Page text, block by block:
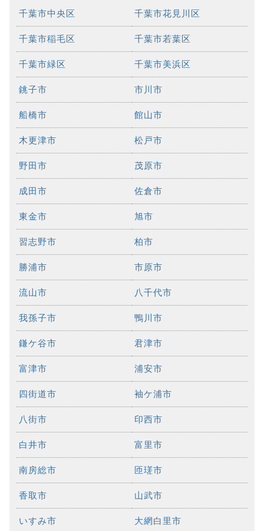
千葉市中央区 千葉市花見川区
千葉市稲毛区 千葉市若葉区
千葉市緑区 千葉市美浜区
銚子市 市川市
船橋市 館山市
木更津市 松戸市
野田市 茂原市
成田市 佐倉市
東金市 旭市
習志野市 柏市
勝浦市 市原市
流山市 八千代市
我孫子市 鴨川市
鎌ケ谷市 君津市
富津市 浦安市
四街道市 袖ケ浦市
八街市 印西市
白井市 富里市
南房総市 匝瑳市
香取市 山武市
いすみ市 大網白里市